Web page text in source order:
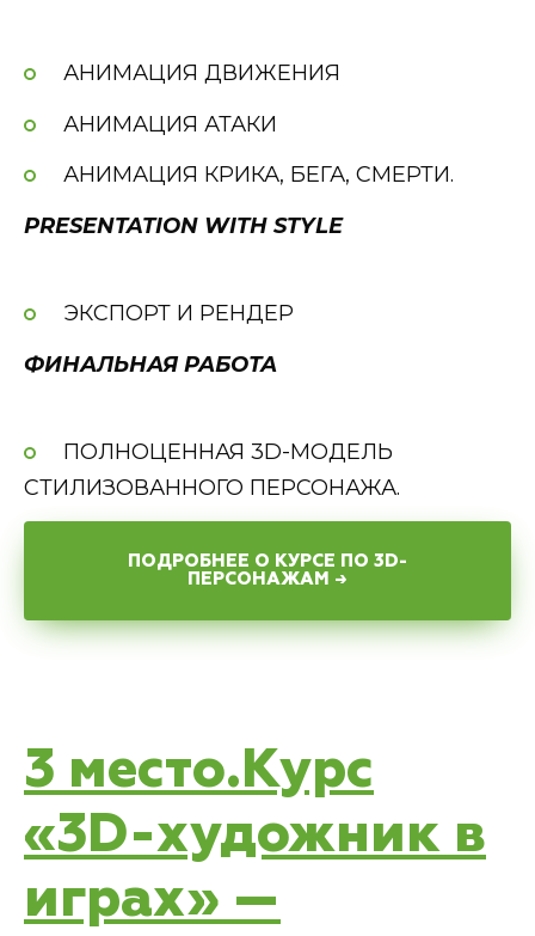
АНИМАЦИЯ ДВИЖЕНИЯ
АНИМАЦИЯ АТАКИ
АНИМАЦИЯ КРИКА, БЕГА, СМЕРТИ.
PRESENTATION WITH STYLE
ЭКСПОРТ И РЕНДЕР
ФИНАЛЬНАЯ РАБОТА
ПОЛНОЦЕННАЯ 3D-МОДЕЛЬ
СТИЛИЗОВАННОГО ПЕРСОНАЖА.
ПОДРОБНЕЕ О КУРСЕ ПО 3D-
ПЕРСОНАЖАМ →
3 место.Курс
«3D-художник в
играх» —